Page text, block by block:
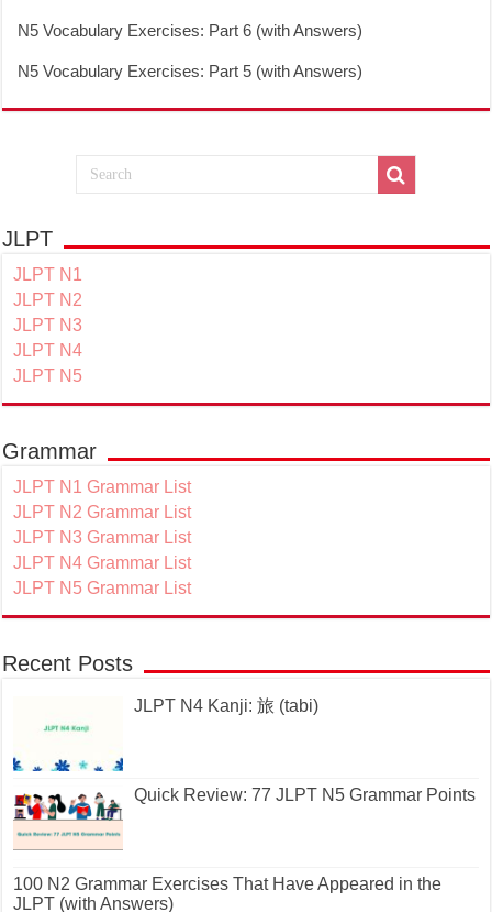
N5 Vocabulary Exercises: Part 6 (with Answers)
N5 Vocabulary Exercises: Part 5 (with Answers)
JLPT
JLPT N1
JLPT N2
JLPT N3
JLPT N4
JLPT N5
Grammar
JLPT N1 Grammar List
JLPT N2 Grammar List
JLPT N3 Grammar List
JLPT N4 Grammar List
JLPT N5 Grammar List
Recent Posts
JLPT N4 Kanji: 旅 (tabi)
Quick Review: 77 JLPT N5 Grammar Points
100 N2 Grammar Exercises That Have Appeared in the
JLPT (with Answers)